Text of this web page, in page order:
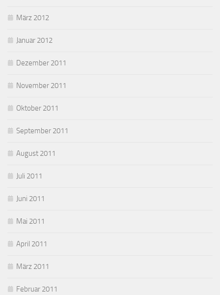
März 2012
Januar 2012
Dezember 2011
November 2011
Oktober 2011
September 2011
August 2011
Juli 2011
Juni 2011
Mai 2011
April 2011
März 2011
Februar 2011